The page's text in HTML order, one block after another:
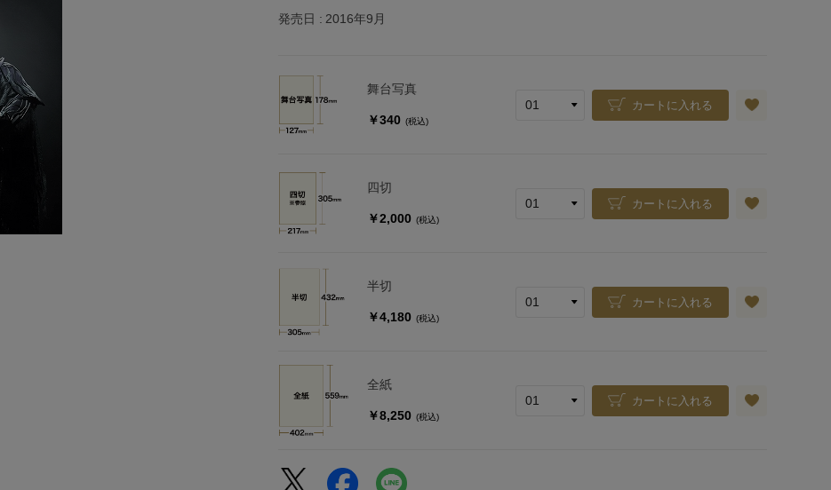
発売日 2016年9月
舞台写真
￥340 (税込)
カートに入れる
四切
￥2,000 (税込)
カートに入れる
半切
￥4,180 (税込)
カートに入れる
全紙
￥8,250 (税込)
カートに入れる